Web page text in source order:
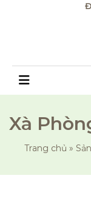
Xà
Trang chủ »